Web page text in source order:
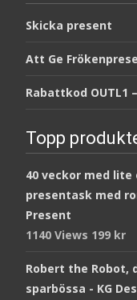
Skicka present
Att Ge
Rabattkod OUTL1
Topp
40 veckor med
presentask med
Present
1140 Views 199 kr
Robert the Robot,
sparbössa - KG